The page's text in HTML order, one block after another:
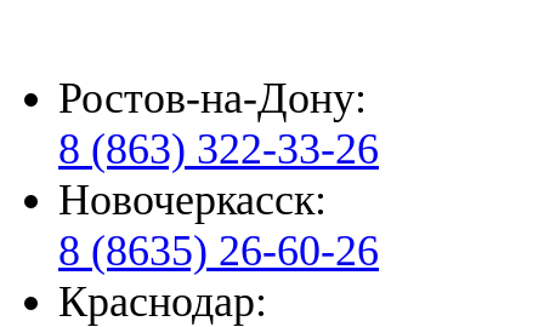
Ростов-на-Дону:
8 (863) 322-33-26
Новочеркасск:
8 (8635) 26-60-26
Краснодар: